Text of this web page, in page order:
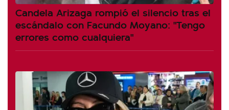
Candela Arizaga rompió el silencio tras el
escándalo con Facundo Moyano: "Tengo
errores como cualquiera"